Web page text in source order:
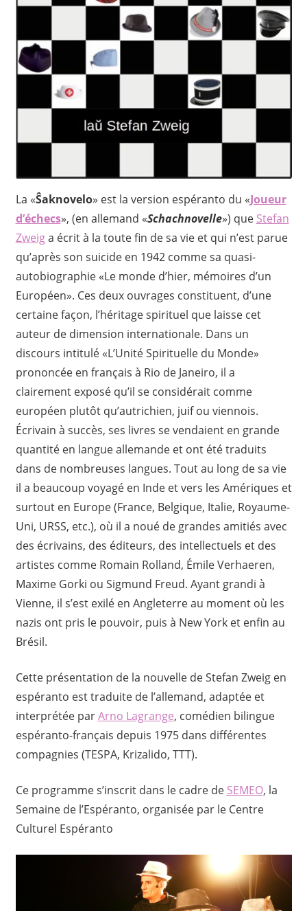
La «Ŝaknovelo» est la version espéranto du «Joueur
d’échecs», (en allemand «Schachnovelle») que Stefan
Zweiga écrit à la toute fin de sa vie et qui n’est parue
qu’après son suicide en 1942 comme sa quasi-
autobiographie «Le monde d’hier, mémoires d’un
Européen». Ces deux ouvrages constituent, d’une
certaine façon, l’héritage spirituel que laisse cet
auteur de dimension internationale. Dans un
discours intitulé «L’Unité Spirituelle du Monde»
prononcée en français à Rio de Janeiro, il a
clairement exposé qu’il se considérait comme
européen plutôt qu’autrichien, juif ou viennois.
Écrivain à succès, ses livres se vendaient en grande
quantité en langue allemande et ont été traduits
dans de nombreuses langues. Tout au long de sa vie
il a beaucoup voyagé en Inde et vers les Amériques et
surtout en Europe (France, Belgique, Italie, Royaume-
Uni, URSS, etc.), où il a noué de grandes amitiés avec
des écrivains, des éditeurs, des intellectuels et des
artistes comme Romain Rolland, Émile Verhaeren,
Maxime Gorki ou Sigmund Freud. Ayant grandi à
Vienne, il s’est exilé en Angleterre au moment où les
nazis ont pris le pouvoir, puis à New York et enfin au
Brésil.
Cette présentation de la nouvelle de Stefan Zweig en
espéranto est traduite de l’allemand, adaptée et
interprétée parArno Lagrange, comédien bilingue
espéranto-français depuis 1975 dans différentes
compagnies (TESPA, Krizalido, TTT).
Ce programme s’inscrit dans le cadre de SEMEO, la
Semaine de l’Espéranto, organisée par le Centre
Culturel Espéranto